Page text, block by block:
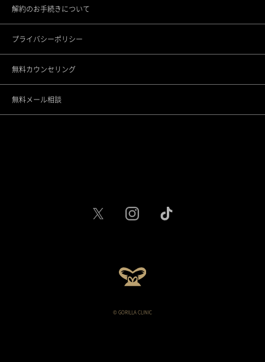
大宮院
千葉院
名古屋駅前院
名古屋駅栄院
解約のお手続きについて
プライバシーポリシー
無料カウンセリング
無料メール相談
© GORILLA CLINIC